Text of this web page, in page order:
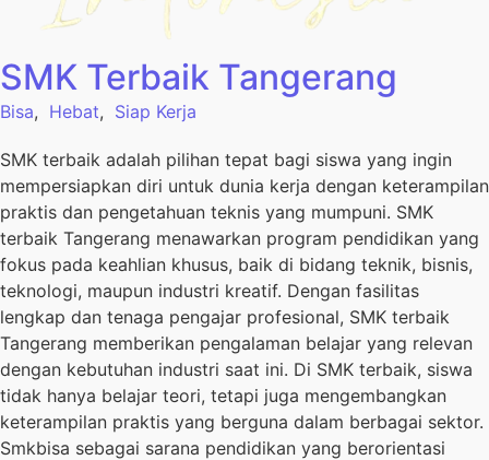
SMK Terbaik Tangerang
Bisa, Hebat, Siap Kerja
SMK terbaik adalah pilihan tepat bagi siswa yang ingin
mempersiapkan diri untuk dunia kerja dengan keterampilan
praktis dan pengetahuan teknis yang mumpuni. SMK
terbaik Tangerang menawarkan program pendidikan yang
fokus pada keahlian khusus, baik di bidang teknik, bisnis,
teknologi, maupun industri kreatif. Dengan fasilitas
lengkap dan tenaga pengajar profesional, SMK terbaik
Tangerang memberikan pengalaman belajar yang relevan
dengan kebutuhan industri saat ini. Di SMK terbaik, siswa
tidak hanya belajar teori, tetapi juga mengembangkan
keterampilan praktis yang berguna dalam berbagai sektor.
Smkbisa sebagai sarana pendidikan yang berorientasi